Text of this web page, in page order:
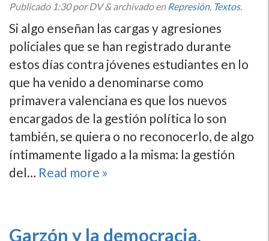
Publicado 1:30por DV&archivado en Represión, Textos.
Si algo enseñan las cargas y agresiones
policiales que se han registrado durante
estos dí­as contra jóvenes estudiantes en lo
que ha venido a denominarse como
primavera valenciana es que los nuevos
encargados de la gestión polí­tica lo son
también, se quiera o no reconocerlo, de algo
í­ntimamente ligado a la misma: la gestión
del… Read more »
Garzón y la democracia,